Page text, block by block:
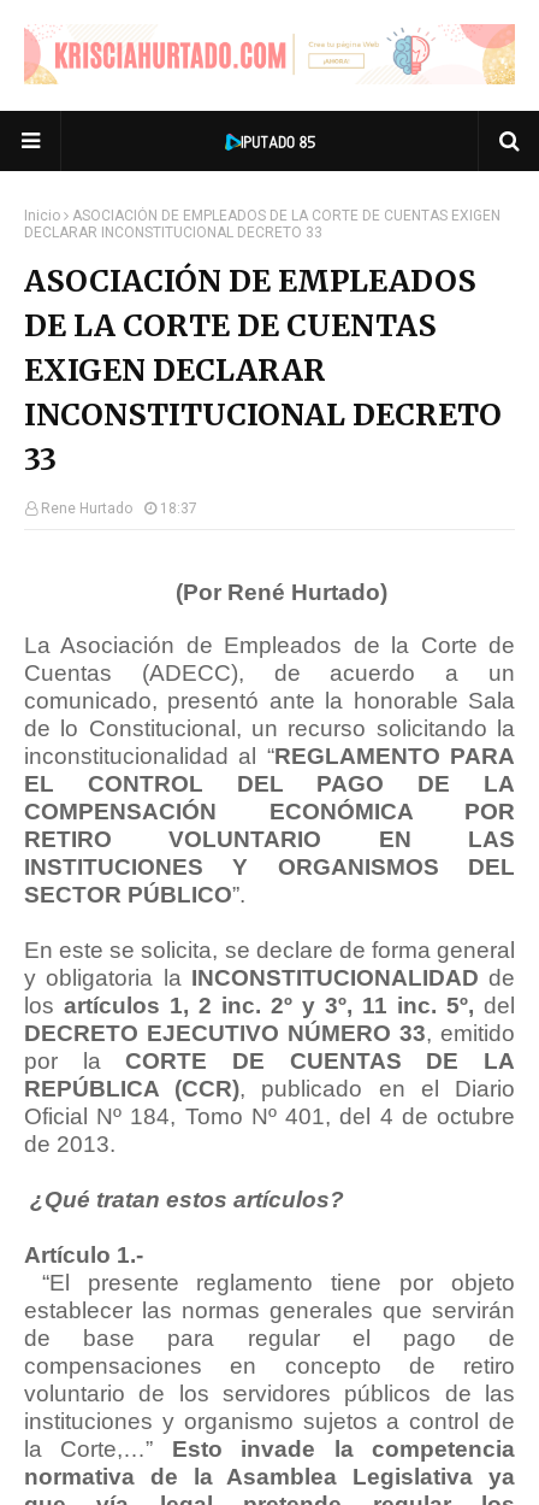
Inicio
ASOCIACIÓN DE EMPLEADOS DE LA CORTE DE CUENTAS EXIGEN
DECLARAR INCONSTITUCIONAL DECRETO 33
ASOCIACIÓN DE EMPLEADOS
DE LA CORTE DE CUENTAS
EXIGEN DECLARAR
INCONSTITUCIONAL DECRETO
33
Rene Hurtado 18:37
(Por René Hurtado)
La Asociación de Empleados de la Corte de
Cuentas (ADECC), de acuerdo a un
comunicado, presentó ante la honorable Sala
de lo Constitucional, un recurso solicitando la
inconstitucionalidad al “REGLAMENTO PARA
EL CONTROL DEL PAGO DE LA
COMPENSACIÓN ECONÓMICA POR
RETIRO VOLUNTARIO EN LAS
INSTITUCIONES Y ORGANISMOS DEL
SECTOR PÚBLICO”.
En este se solicita, se declare de forma general
y obligatoria la INCONSTITUCIONALIDAD de
los artículos 1, 2 inc. 2º y 3º, 11 inc. 5º, del
DECRETO EJECUTIVO NÚMERO 33, emitido
por laCORTE DE CUENTAS DE LA
REPÚBLICA (CCR), publicado en el Diario
Oficial Nº 184, Tomo Nº 401, del 4 de octubre
de 2013.
¿Qué tratan estos artículos?
Artículo 1.-
“El presente reglamento tiene por objeto
establecer las normas generales que servirán
de base para regular el pago de
compensaciones en concepto de retiro
voluntario de los servidores públicos de las
instituciones y organismo sujetos a control de
la Corte,…” Esto invade la competencia
normativa de la Asamblea Legislativa ya